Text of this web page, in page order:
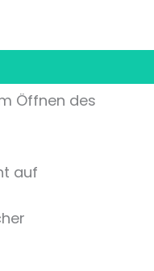
Öffnen des
auf